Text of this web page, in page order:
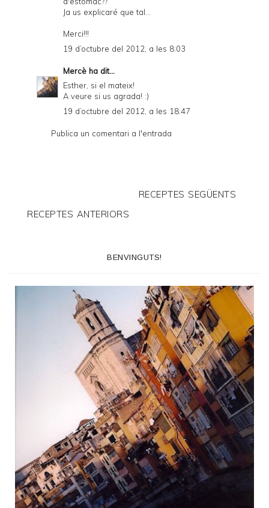
Ja us explicaré que tal...
Merci!!!
19 d’octubre del 2012, a les 8:03
Mercè ha dit...
Esther, si el mateix!
A veure si us agrada! :)
19 d’octubre del 2012, a les 18:47
Publica un comentari a l'entrada
RECEPTES SEGÜENTS
RECEPTES ANTERIORS
BENVINGUTS!